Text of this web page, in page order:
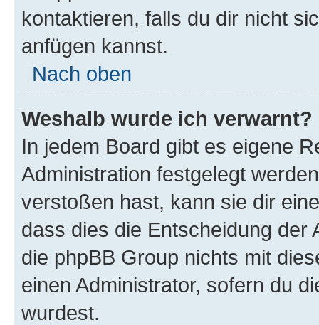
kontaktieren, falls du dir nicht
anfügen kannst.
Nach oben
Weshalb wurde ich verwarnt?
In jedem Board gibt es eigene
Administration festgelegt
verstoßen hast, kann sie dir
dass dies die Entscheidung der
die phpBB Group nichts mit
einen Administrator, sofern du
wurdest.